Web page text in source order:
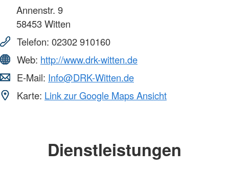
Annenstr. 9
58453Witten
Telefon: 02302 910160
Web: http://www.drk-witten.de
E-Mail: Info@DRK-Witten.de
Karte: Link zur Google Maps Ansicht
Dienstleistungen